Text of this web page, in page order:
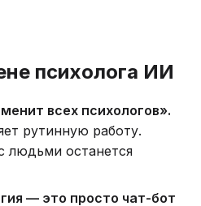
психолога ИИ
всех психологов».
рутинную работу.
людьми останется
— это просто чат-бот